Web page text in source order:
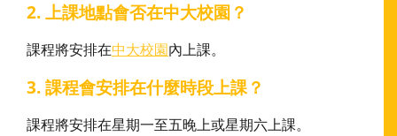
2. 上課地點會否在中大校園？
課程將安排在中大校園內上課。
3. 課程會安排在什麼時段上課？
課程將安排在星期一至五晚上或星期六上課。